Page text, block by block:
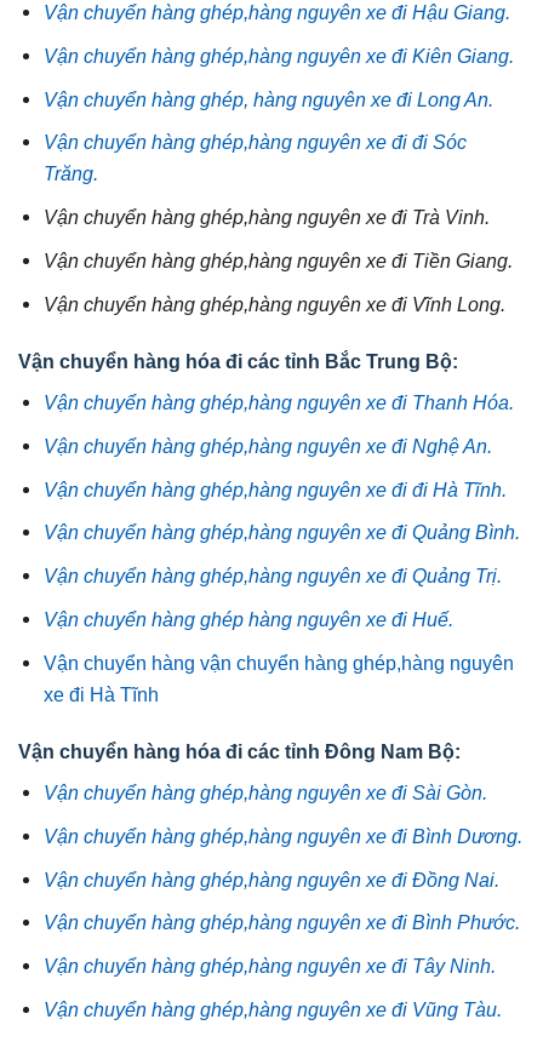
Vận chuyển hàng ghép,hàng nguyên xe đi Hậu Giang.
Vận chuyển hàng ghép,hàng nguyên xe đi Kiên Giang.
Vận chuyển hàng ghép, hàng nguyên xe đi Long An.
Vận chuyển hàng ghép,hàng nguyên xe đi đi Sóc
Trăng.
Vận chuyển hàng ghép,hàng nguyên xe đi Trà Vinh.
Vận chuyển hàng ghép,hàng nguyên xe đi Tiền Giang.
Vận chuyển hàng ghép,hàng nguyên xe đi Vĩnh Long.
Vận chuyển hàng hóa đi các tỉnh Bắc Trung Bộ:
Vận chuyển hàng ghép,hàng nguyên xe đi Thanh Hóa.
Vận chuyển hàng ghép,hàng nguyên xe đi Nghệ An.
Vận chuyển hàng ghép,hàng nguyên xe đi đi Hà Tĩnh.
Vận chuyển hàng ghép,hàng nguyên xe đi Quảng Bình.
Vận chuyển hàng ghép,hàng nguyên xe đi Quảng Trị.
Vận chuyển hàng ghép hàng nguyên xe đi Huế.
Vận chuyển hàng vận chuyển hàng ghép,hàng nguyên
xe đi Hà Tĩnh
Vận chuyển hàng hóa đi các tỉnh Đông Nam Bộ:
Vận chuyển hàng ghép,hàng nguyên xe đi Sài Gòn.
Vận chuyển hàng ghép,hàng nguyên xe đi Bình Dương.
Vận chuyển hàng ghép,hàng nguyên xe đi Đồng Nai.
Vận chuyển hàng ghép,hàng nguyên xe đi Bình Phước.
Vận chuyển hàng ghép,hàng nguyên xe đi Tây Ninh.
Vận chuyển hàng ghép,hàng nguyên xe đi Vũng Tàu.